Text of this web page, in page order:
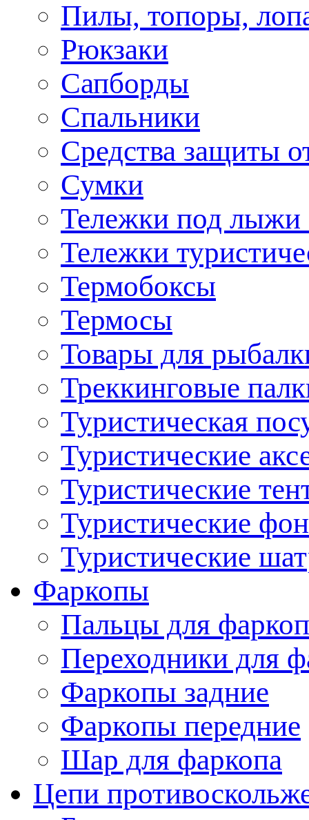
Пилы, топоры,
Рюкзаки
Сапборды
Спальники
Средства защиты
Сумки
Тележки под лыжи
Тележки
Термобоксы
Термосы
Товары для
Треккинговые
Туристическая
Туристические
Туристические
Туристические
Туристические
Фаркопы
Пальцы для
Переходники для
Фаркопы задние
Фаркопы передние
Шар для фаркопа
Цепи